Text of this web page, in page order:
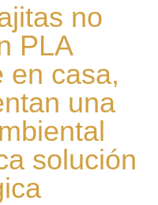
no
PLA
en casa,
una
solución